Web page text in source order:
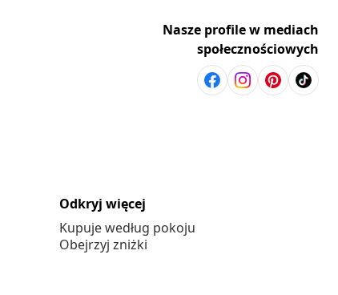
Nasze profile w mediach
społecznościowych
Odkryj więcej
Kupuje według pokoju
Obejrzyj zniżki